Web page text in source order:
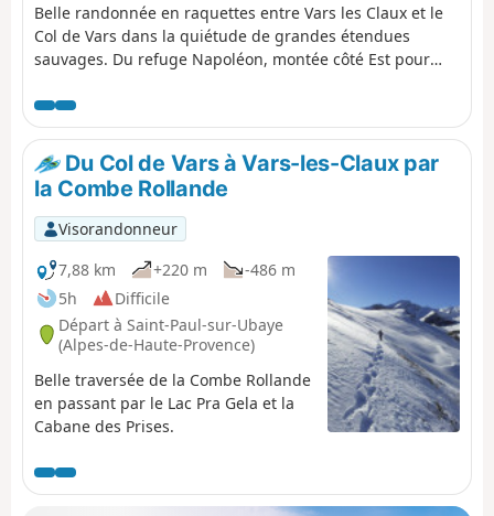
Belle randonnée en raquettes entre Vars les Claux et le
Col de Vars dans la quiétude de grandes étendues
sauvages. Du refuge Napoléon, montée côté Est pour
de Pra Gela et le Col de Vars. Ensuite, nouvelle montée
côté Ouest à la Cabane de l'Écuelle et redescente sur
Vars les Claux.
Du Col de Vars à Vars-les-Claux par
la Combe Rollande
Visorandonneur
7,88 km
+220 m
-486 m
5h
Difficile
Départ à Saint-Paul-sur-Ubaye
(Alpes-de-Haute-Provence)
Belle traversée de la Combe Rollande
en passant par le Lac Pra Gela et la
Cabane des Prises.